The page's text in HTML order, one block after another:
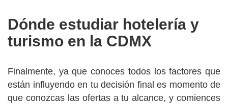
Dónde estudiar hotelería y
turismo en la CDMX
Finalmente, ya que conoces todos los factores que
están influyendo en tu decisión final es momento de
que conozcas las ofertas a tu alcance, y comiences